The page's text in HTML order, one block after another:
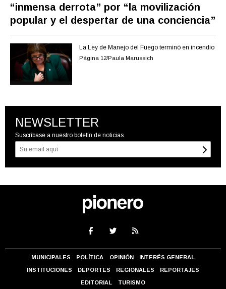
“inmensa derrota” por “la movilización
popular y el despertar de una conciencia”
La Ley de Manejo del Fuego terminó en incendio
Página 12/Paula Marussich
NEWSLETTER
Suscríbase a nuestro boletín de noticias
MUNICIPALES POLÍTICA OPINIÓN INTERÉS GENERAL
INSTITUCIONES DEPORTES REGIONALES REPORTAJES
EDITORIAL TURISMO